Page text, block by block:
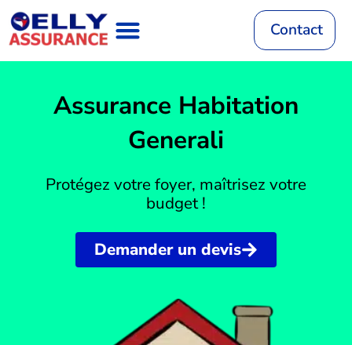
au
contenu
Contact
Assurance Habitation
Generali
Protégez votre foyer, maîtrisez votre
budget !
Demander un devis